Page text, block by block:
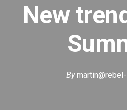
New
By